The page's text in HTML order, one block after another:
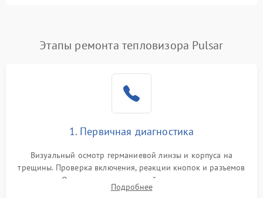
Сбои коммуникаций и интерфейсов
Экран (дисплей)
Этапы ремонта тепловизора Pulsar
1. Первичная диагностика
Визуальный осмотр германиевой линзы и корпуса на
трещины. Проверка включения, реакции кнопок и разъемов
зарядки. Оценка вывода тепловой сигнатуры на экран,
проверка базовых функций и считывание системных
Подробнее